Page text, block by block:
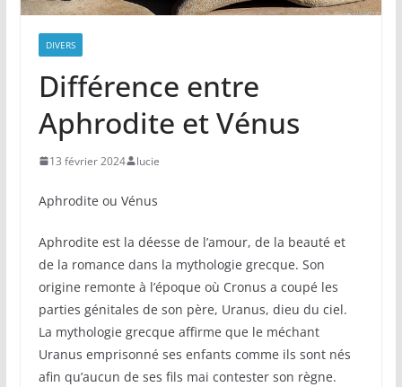
DIVERS
Différence entre
Aphrodite et Vénus
13 février 2024 lucie
Aphrodite ou Vénus
Aphrodite est la déesse de l’amour, de la beauté et
de la romance dans la mythologie grecque. Son
origine remonte à l’époque où Cronus a coupé les
parties génitales de son père, Uranus, dieu du ciel.
La mythologie grecque affirme que le méchant
Uranus emprisonné ses enfants comme ils sont nés
afin qu’aucun de ses fils mai contester son règne.